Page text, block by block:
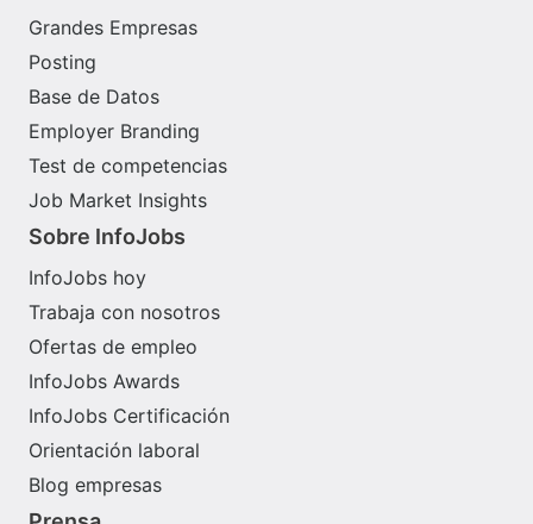
Grandes Empresas
Posting
Base de Datos
Employer Branding
Test de competencias
Job Market Insights
Sobre InfoJobs
InfoJobs hoy
Trabaja con nosotros
Ofertas de empleo
InfoJobs Awards
InfoJobs Certificación
Orientación laboral
Blog empresas